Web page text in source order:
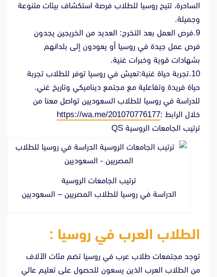
الساحرة، تتيح روسيا للطلاب فرصة استكشاف بيئات متنوعة
وجميلة.
9.فرص العمل بعد التخرج: العديد من الخريجين يجدون
فرص عمل جيدة في روسيا أو يعودون إلى بلدانهم
بشهادات قوية وخبرات غنية.
10.تجربة حياة غنية:تعيش في روسيا توفر للطلاب تجربة
حياة فريدة وتفاعلية مع مجتمع ديناميكي وتاريخ غني.
للدراسة في روسيا للطلاب السعوديين تواصل معنا من
خلال الرابط :https://wa.me/201070776177
ترتيب الجامعات الروسية QS
ترتيب الجامعات الروسية
الدراسة في روسيا للطلاب المصريين – السعوديين
الطلاب العرب في روسيا :
توجد مجتمعات طلاب عرب في روسيا تضم مئات الآلاف
من الطلاب العرب الذين يسعون للحصول على تعليم عالي